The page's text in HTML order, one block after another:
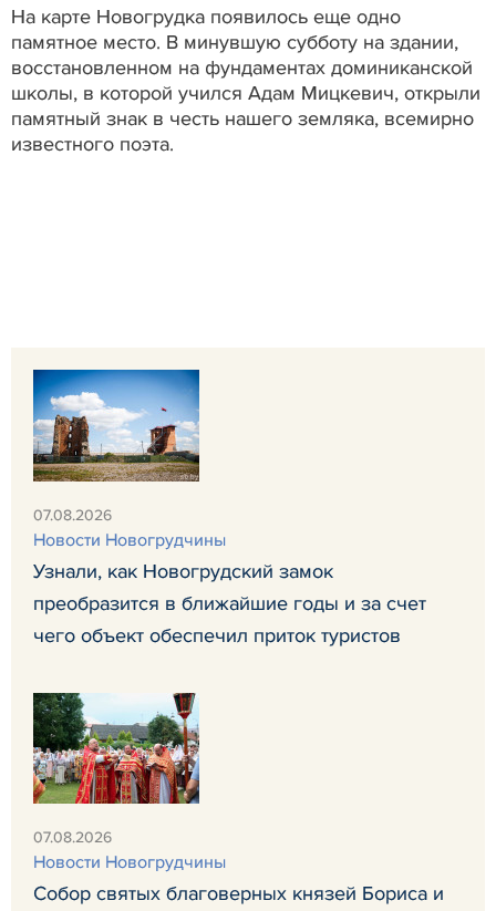
На карте Новогрудка появилось еще одно
памятное место. В минувшую субботу на здании,
восстановленном на фундаментах доминиканской
школы, в которой учился Адам Мицкевич, открыли
памятный знак в честь нашего земляка, всемирно
известного поэта.
07.08.2026
Новости Новогрудчины
Узнали, как Новогрудский замок
преобразится в ближайшие годы и за счет
чего объект обеспечил приток туристов
07.08.2026
Новости Новогрудчины
Собор святых благоверных князей Бориса и